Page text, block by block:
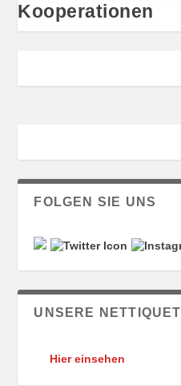
Kooperationen
FOLGEN SIE UNS
UNSERE
Hier einsehen